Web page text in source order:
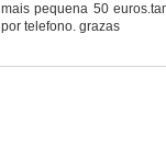
mais pequena 50
por telefono. grazas